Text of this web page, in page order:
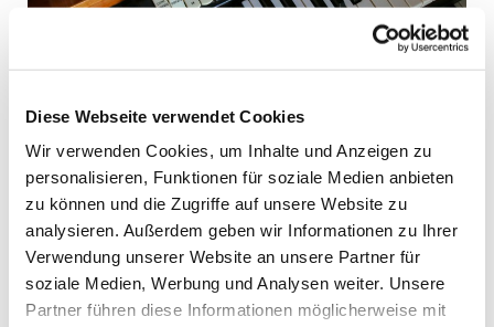
Diese Webseite verwendet Cookies
Wir verwenden Cookies, um Inhalte und Anzeigen zu
personalisieren, Funktionen für soziale Medien anbieten
zu können und die Zugriffe auf unsere Website zu
analysieren. Außerdem geben wir Informationen zu Ihrer
Verwendung unserer Website an unsere Partner für
soziale Medien, Werbung und Analysen weiter. Unsere
Partner führen diese Informationen möglicherweise mit
Montag, 28. Juni 2027, 19:30 Uhr